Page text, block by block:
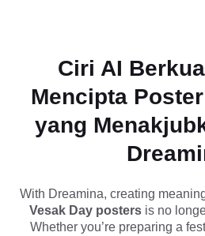
keanggunan
Ciri AI
Mencipta
yang
With Dreamina, creating
Vesak Day postersis no
Whether you’re preparing a